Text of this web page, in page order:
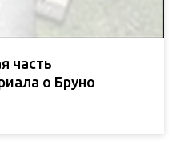
часть
о Бруно